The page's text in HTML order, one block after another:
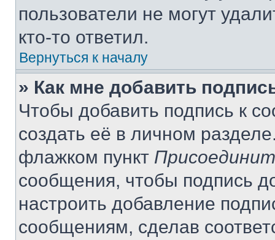
пользователи не могут
кто-то ответил.
Вернуться к началу
» Как мне добавить
Чтобы добавить подпись к
создать её в личном
флажком пункт
сообщения, чтобы подпись
настроить добавление
сообщениям, сделав